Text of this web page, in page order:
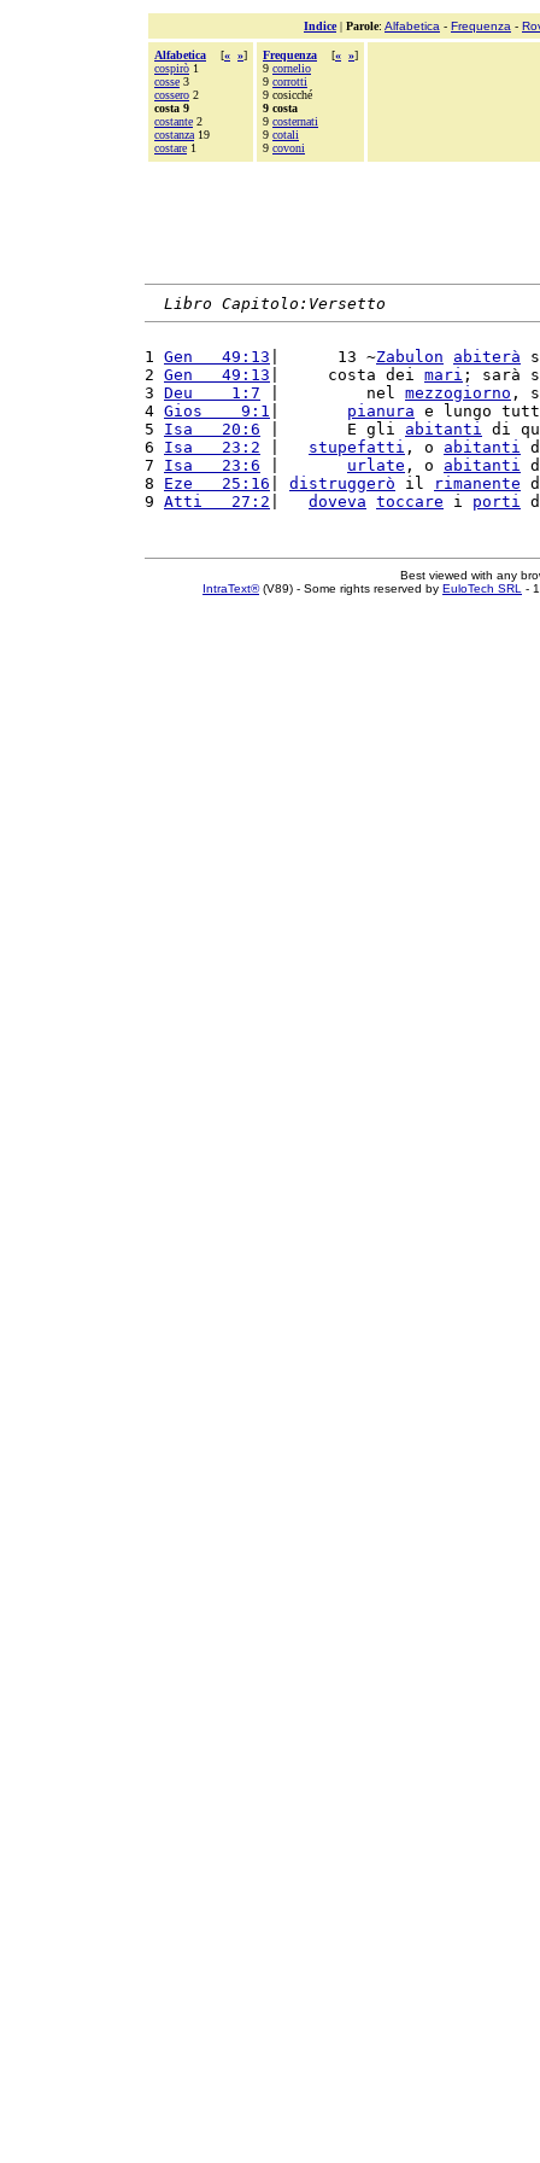
Indice| Parole: Alfabetica - Frequenza -
Alfabetica [« »]
cospirò 1
cosse 3
cossero 2
costa 9
costante 2
costanza 19
costare 1
Frequenza [« »]
9 cornelio
9 corrotti
9 cosicché
9 costa
9 costernati
9 cotali
9 covoni
Libro Capitolo:Versetto
1 Gen   49:13 |      13 ~Zabulon abiterà
2 Gen   49:13 |     costa dei mari ; sarà
3 Deu    1:7 |         nel mezzogiorno ,
4 Gios    9:1 pianura e lungo
5 Isa   20:6 |       E gli abitanti di
6 Isa   23:2 stupefatti , o abitanti
7 Isa   23:6 urlate , o abitanti
8 Eze   25:16 distruggerò il rimanente
9 Atti   27:2 doveva toccare i porti
Best viewed with any
IntraText®(V89) - Some rights reserved by EuloTech SRL -